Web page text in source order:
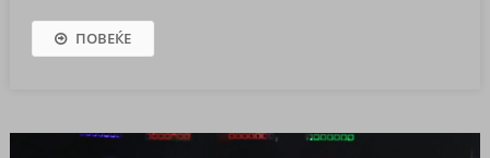
ПОВЕЌЕ